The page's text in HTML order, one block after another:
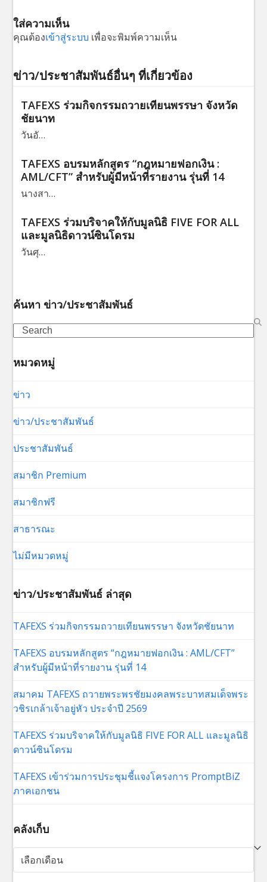
ใส่ความเห็น
คุณต้องเข้าสู่ระบบ เพื่อจะพิมพ์ความเห็น
ข่าว/ประชาสัมพันธ์อื่นๆ ที่เกี่ยวข้อง
TAFEXS ร่วมกิจกรรมถวายเทียนพรรษา จังหวัด
ชัยนาท
วันอั…
TAFEXS อบรมหลักสูตร “กฎหมายฟอกเงิน :
AML/CFT” สำหรับผู้มีหน้าที่รายงาน รุ่นที่ 14
นางสา…
TAFEXS ร่วมบริจาคให้กับมูลนิธิ FIVE FOR ALL
และมูลนิธิดาวน์ซินโดรม
วันศุ…
ค้นหา ข่าว/ประชาสัมพันธ์
Search
หมวดหมู่
ข่าว
ข่าว/ประชาสัมพันธ์
ประชาสัมพันธ์
สมาชิก Premium
สมาชิกฟรี
สาธารณะ
ไม่มีหมวดหมู่
ข่าว/ประชาสัมพันธ์ ล่าสุด
TAFEXS ร่วมกิจกรรมถวายเทียนพรรษา จังหวัดชัยนาท
TAFEXS อบรมหลักสูตร “กฎหมายฟอกเงิน : AML/CFT”
สำหรับผู้มีหน้าที่รายงาน รุ่นที่ 14
สมาคม TAFEXS ถวายพระพรชัยมงคลพระบาทสมเด็จพระ
วชิรเกล้าเจ้าอยู่หัว ประจำปี 2569
TAFEXS ร่วมบริจาคให้กับมูลนิธิ FIVE FOR ALL และมูลนิธิ
ดาวน์ซินโดรม
TAFEXS เข้าร่วมการประชุมชี้แจงโครงการ PromptBiZ
ภาคเอกชน
คลังเก็บ
คลัง
เก็บ